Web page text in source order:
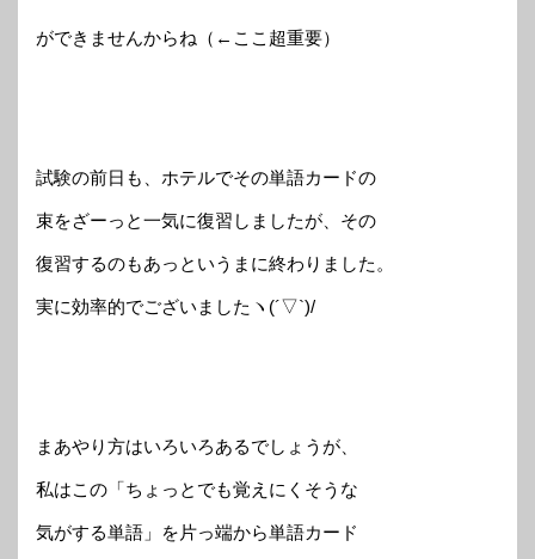
ができませんからね（←ここ超重要）
試験の前日も、ホテルでその単語カードの
束をざーっと一気に復習しましたが、その
復習するのもあっというまに終わりました。
実に効率的でございましたヽ(´▽`)/
まあやり方はいろいろあるでしょうが、
私はこの「ちょっとでも覚えにくそうな
気がする単語」を片っ端から単語カード